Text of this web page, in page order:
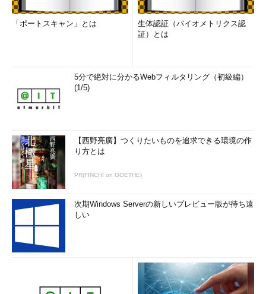
「ポートスキャン」とは
生体認証（バイオメトリクス認
証）とは
5分で絶対に分かるWebフィルタリング（初級編）
(1/5)
【西野亮廣】つくりたいものを追求できる環境の作
り方とは
PR(FINCHI on GOETHE)
次期Windows Serverの新しいプレビュー版が待ち遠
しい